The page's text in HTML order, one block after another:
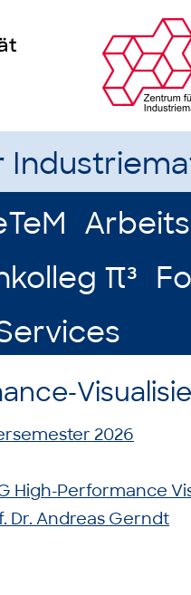
π³
2026
High-Performance
Dr. Andreas Gerndt